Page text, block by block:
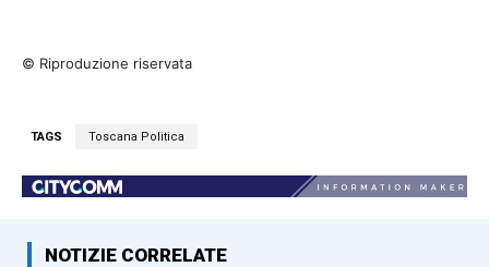
© Riproduzione riservata
TAGS Toscana Politica
NOTIZIE CORRELATE